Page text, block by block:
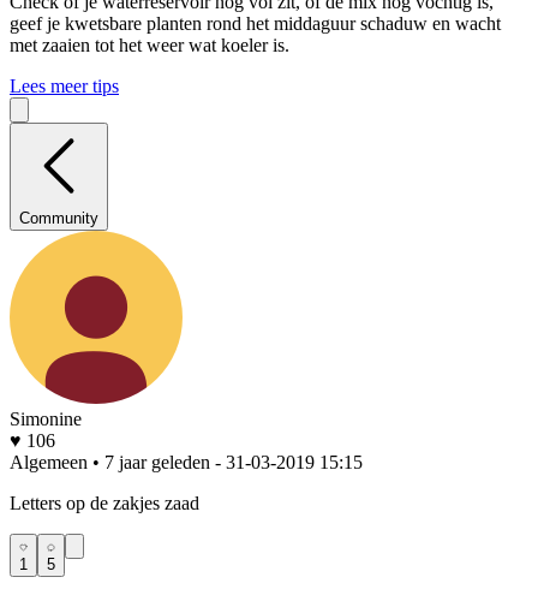
geef je kwetsbare planten rond het middaguur schaduw en wacht
met zaaien tot het weer wat koeler is.
Lees meer tips
Community
Simonine
♥ 106
Algemeen • 7 jaar geleden - 31-03-2019 15:15
Letters op de zakjes zaad
1 5